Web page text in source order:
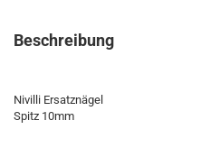
Beschreibung
Nivilli Ersatznägel
Spitz 10mm